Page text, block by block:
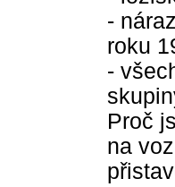
-
roku
-
Proč
na